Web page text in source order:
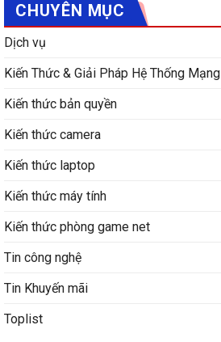
CHUYÊN MỤC
Dịch vụ
Kiến Thức & Giải Pháp Hệ Thống Mạng
Kiến thức bản quyền
Kiến thức camera
Kiến thức laptop
Kiến thức máy tính
Kiến thức phòng game net
Tin công nghệ
Tin Khuyến mãi
Toplist